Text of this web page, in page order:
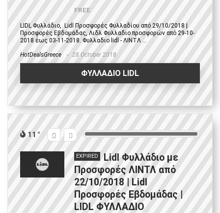
FREE
LIDL Φυλλάδιο, Lidl Προσφορές Φυλλαδίου από 29/10/2018 |
Προσφορές Εβδομάδας, Λιδλ Φυλλαδιο προσφορών από 29-10-
2018 έως 03-11-2018. Φυλλαδιο lidl - ΛΙΝΤΛ ...
HotDealsGreece 28 October 2018
ΦΥΛΛΑΔΙΟ LIDL
11
EXPIRED
Lidl Φυλλάδιο με
Προσφορές ΛΙΝΤΛ από
22/10/2018 | Lidl
Προσφορές Εβδομάδας |
LIDL ΦΥΛΛΑΔΙΟ